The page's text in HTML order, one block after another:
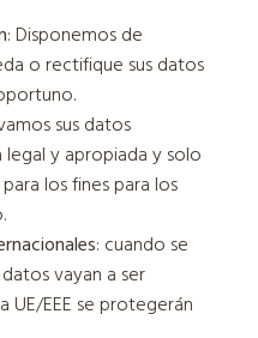
: Disponemos de
o rectifique sus datos
sus datos
y apropiada y solo
los fines para los
: cuando se
vayan a ser
UE/EEE se protegerán